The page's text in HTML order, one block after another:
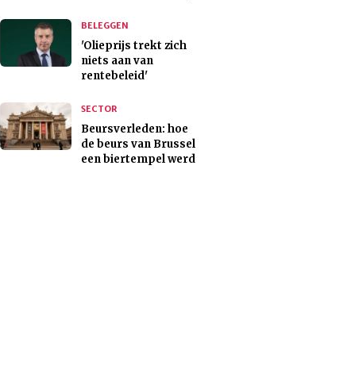
BELEGGEN
'Olieprijs trekt zich
niets aan van
rentebeleid'
SECTOR
Beursverleden: hoe
de beurs van Brussel
een biertempel werd